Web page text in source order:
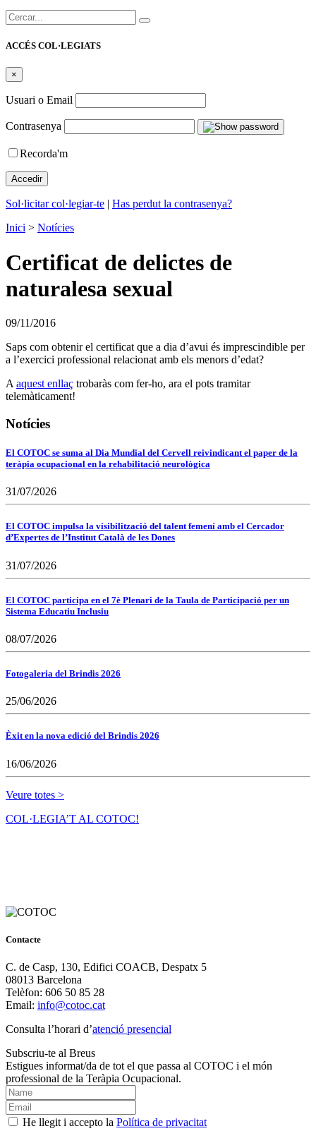
Cercar:
ACCÉS COL·LEGIATS
×
Usuari o Email
Contrasenya
Recorda'm
Sol·licitar col·legiar-te | Has perdut la contrasenya?
Inici > Notícies
Certificat de delictes de
naturalesa sexual
09/11/2016
Saps com obtenir el certificat que a dia d’avui és imprescindible per
a l’exercici professional relacionat amb els menors d’edat?
A aquest enllaç trobaràs com fer-ho, ara el pots tramitar
telemàticament!
Notícies
El COTOC se suma al Dia Mundial del Cervell reivindicant el paper de la
teràpia ocupacional en la rehabilitació neurològica
31/07/2026
El COTOC impulsa la visibilització del talent femení amb el Cercador
d’Expertes de l’Institut Català de les Dones
31/07/2026
El COTOC participa en el 7è Plenari de la Taula de Participació per un
Sistema Educatiu Inclusiu
08/07/2026
Fotogaleria del Brindis 2026
25/06/2026
Èxit en la nova edició del Brindis 2026
16/06/2026
Veure totes >
COL·LEGIA’T AL COTOC!
Contacte
C. de Casp, 130, Edifici COACB, Despatx 5
08013 Barcelona
Telèfon: 606 50 85 28
Email: info@cotoc.cat
Consulta l’horari d’atenció presencial
Subscriu-te al Breus
Estigues informat/da de tot el que passa al COTOC i el món
professional de la Teràpia Ocupacional.
He llegit i accepto la Política de privacitat